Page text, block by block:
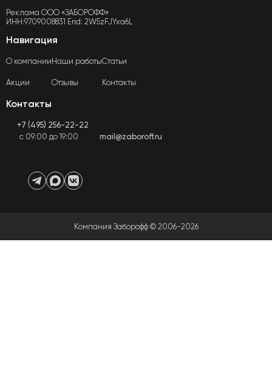
Реклама ООО «ЗАБОРОФФ»
ИНН:9709008831 Erid: 2W5zFJYxa6L
Навигация
О компании
Акции
Наши работы
Отзывы
Статьи
Контакты
Контакты
+7 (495) 256-22-22
с 09:00 до 19:00
mail@zaboroff.ru
Компания Заборофф © 2006-2026